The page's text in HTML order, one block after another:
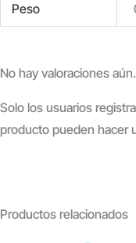
Peso
No hay valoraciones aún.
Solo los usuarios
producto pueden hacer
Productos relacionados